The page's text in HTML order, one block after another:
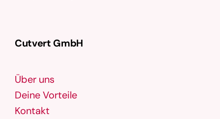
Cutvert GmbH
Über uns
Deine Vorteile
Kontakt